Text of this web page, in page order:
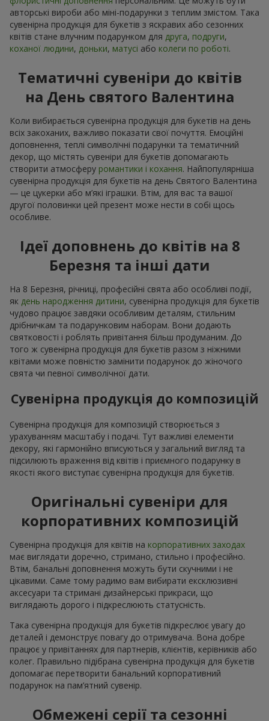
авторські вироби або міні-подарунки з теплим змістом. Така
сувенірна продукція для букетів з яскравих або сезонних
квітів стане влучним подарунком для друга, подруги,
коханої людини, доньки, матусі або колеги по роботі.
Тематичні сувеніри до квітів
на День святого Валентина
Коли вибирається сувенірна продукція для букетів на день
всіх закоханих, важливо показати свої почуття. Емоційні
доповнення, теплі символічні подарунки та тематичний
декор, що містять сувеніри для букетів допомагають
створити атмосферу романтики і кохання. Найпопулярніша
сувенірна продукція для букетів на день Святого Валентина
— це цукерки або м’які іграшки. Втім, для вас та вашої
другої половинки цей презент може нести в собі щось
особливе.
Ідеї доповнень до квітів на 8
Березня та інші дати
На 8 Березня, річниці, професійні свята або особливі події,
як день народження дитини, сувенірна продукція для букетів
чудово працює завдяки особливим деталям, стильним
дрібничкам та подарунковим наборам. Вони додають
святковості і роблять привітання більш продуманим. До
того ж сувенірна продукція для букетів разом з ніжними
квітами може повністю замінити подарунок до жіночого
свята чи певної символічної дати.
Сувенірна продукція до композицій
Сувенірна продукція для композицій створюється з
урахуванням масштабу і подачі. Тут важливі елементи
декору, які гармонійно вписуються у загальний вигляд та
підсилюють враження від квітів і приємного подарунку в
якості якого виступає сувенірна продукція для букетів.
Оригінальні сувеніри для
корпоративних композицій
Сувенірна продукція для квітів на корпоративних заходах
має виглядати доречно, стримано, стильно і професійно.
Втім, банальні доповнення можуть бути скучними і не
цікавими. Саме тому радимо вам вибирати ексклюзивні
аксесуари та стримані дизайнерські прикраси, що
виглядають дорого і підкреслюють статусність.
Така сувенірна продукція для букетів підкреслює увагу до
деталей і демонструє повагу до отримувача. Вона добре
працює у привітаннях для партнерів, клієнтів, керівників або
колег. Правильно підібрана сувенірна продукція для букетів
допомагає перетворити банальний корпоративний
подарунок на пам’ятний сувенір.
Обмежені серії та сезонні